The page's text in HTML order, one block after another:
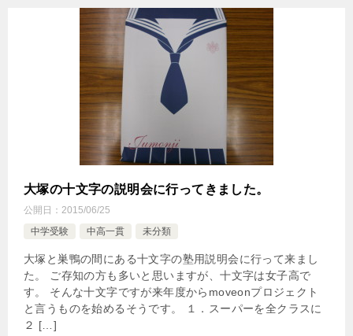
大塚の十文字の説明会に行ってきました。
公開日： 2015/06/25
中学受験
中高一貫 未分類
大塚と巣鴨の間にある十文字の塾用説明会に行って来まし
た。 ご存知の方も多いと思いますが、十文字は女子高で
す。 そんな十文字ですが来年度からmoveonプロジェクト
と言うものを始めるそうです。 １．スーパーを全クラスに
２ […]